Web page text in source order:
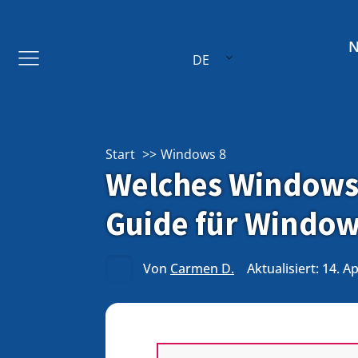
DE
Start Windows 8
Welches
Guide für
Von Carmen D. Aktualisiert: 14.